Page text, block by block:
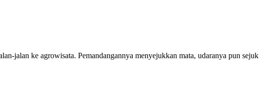
jalan ke agrowisata. Pemandangannya menyejukkan mata, udaranya pun sejuk